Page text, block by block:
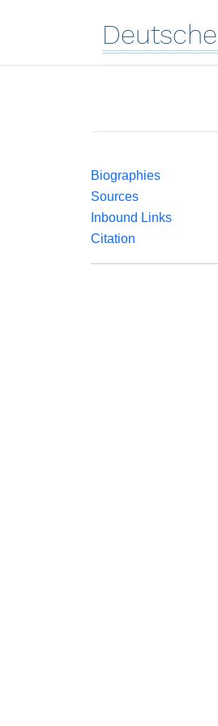
Deutsche
Biographies
Sources
Inbound Links
Citation